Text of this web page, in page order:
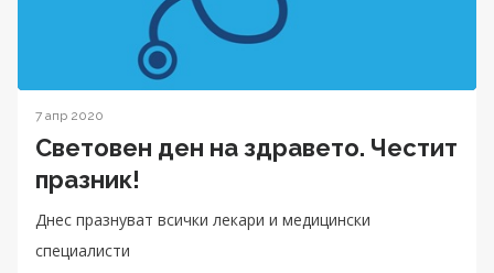
7 апр 2020
Световен ден на здравето. Честит
празник!
Днес празнуват всички лекари и медицински
специалисти